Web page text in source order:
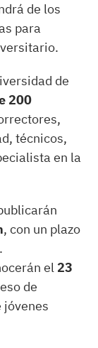
de los
para
de
200
técnicos,
en la
, con un plazo
el 23
de